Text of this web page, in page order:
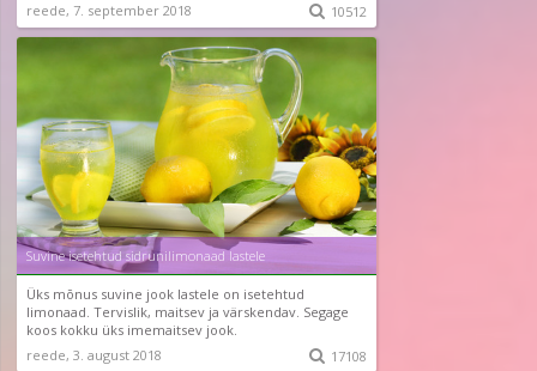
reede, 7. september 2018
 10512
Suvine isetehtud sidrunilimonaad lastele
Üks mõnus suvine jook lastele on isetehtud
limonaad. Tervislik, maitsev ja värskendav. Segage
koos kokku üks imemaitsev jook.
reede, 3. august 2018
 17108